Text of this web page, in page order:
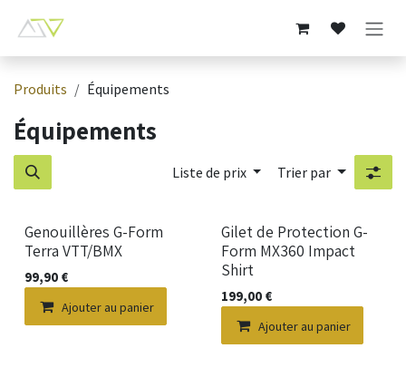
Produits Équipements
Équipements
Liste de prix Trier par
Genouillères G-Form
Terra VTT/BMX
99,90 €
Ajouter au panier
Gilet de Protection G-
Form MX360 Impact
Shirt
199,00€
Ajouter au panier